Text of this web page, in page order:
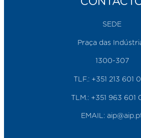
SEDE
Praça das
1300-307
TLF.: +351 213 601
TLM.: +351 963 601
EMAIL: